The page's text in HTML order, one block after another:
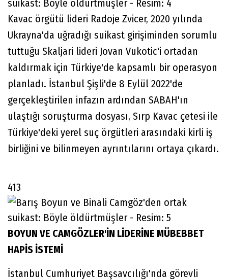
Kavac örgütü lideri Radoje Zvicer, 2020 yılında
Ukrayna'da uğradığı suikast girişiminden sorumlu
tuttuğu Skaljari lideri Jovan Vukotic'i ortadan
kaldırmak için Türkiye'de kapsamlı bir operasyon
planladı. İstanbul Şişli'de 8 Eylül 2022'de
gerçekleştirilen infazın ardından SABAH'ın
ulaştığı soruşturma dosyası, Sırp Kavac çetesi ile
Türkiye'deki yerel suç örgütleri arasındaki kirli iş
birliğini ve bilinmeyen ayrıntılarını ortaya çıkardı.
413
BOYUN VE CAMGÖZLER'İN LİDERİNE MÜBEBBET
HAPİS İSTEMİ
İstanbul Cumhuriyet Başsavcılığı'nda görevli